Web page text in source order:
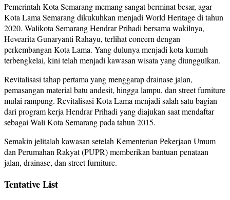
Pemerintah Kota Semarang memang sangat berminat besar, agar
Kota Lama Semarang dikukuhkan menjadi World Heritage di tahun
2020. Walikota Semarang Hendrar Prihadi bersama wakilnya,
Hevearita Gunaryanti Rahayu, terlihat concern dengan
perkembangan Kota Lama. Yang dulunya menjadi kota kumuh
terbengkelai, kini telah menjadi kawasan wisata yang diunggulkan.
Revitalisasi tahap pertama yang menggarap drainase jalan,
pemasangan material batu andesit, hingga lampu, dan street furniture
mulai rampung. Revitalisasi Kota Lama menjadi salah satu bagian
dari program kerja Hendrar Prihadi yang diajukan saat mendaftar
sebagai Wali Kota Semarang pada tahun 2015.
Semakin jelitalah kawasan setelah Kementerian Pekerjaan Umum
dan Perumahan Rakyat (PUPR) memberikan bantuan penataan
jalan, drainase, dan street furniture.
Tentative List